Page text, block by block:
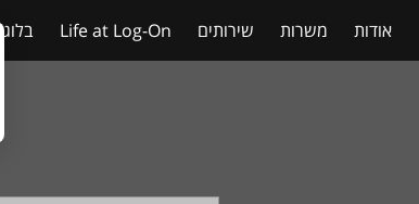
אודות משרות שירותים Life at Log-On בלוג